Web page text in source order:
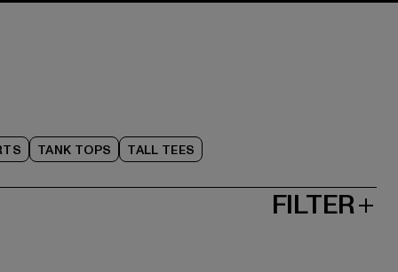
TANK TOPS TALL TEES
FILTER